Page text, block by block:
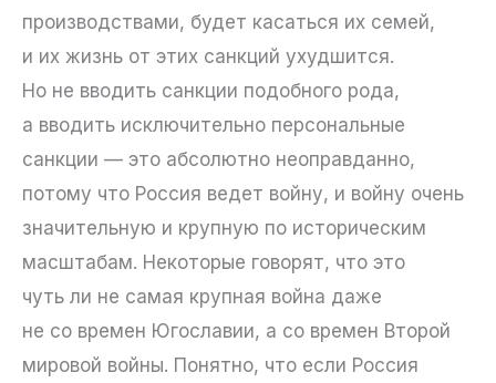
производствами, будет касаться их семей,
и их жизнь от этих санкций ухудшится.
Но не вводить санкции подобного рода,
а вводить исключительно персональные
санкции — это абсолютно неоправданно,
потому что Россия ведет войну, и войну очень
значительную и крупную по историческим
масштабам. Некоторые говорят, что это
чуть ли не самая крупная война даже
не со времен Югославии, а со времен Второй
мировой войны. Понятно, что если Россия